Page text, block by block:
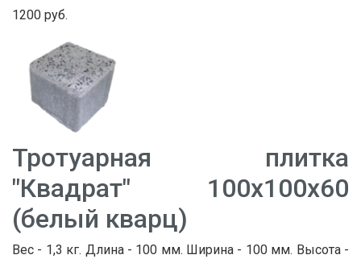
1200 руб.
Тротуарная плитка
"Квадрат" 100х100х60
(белый кварц)
Вес - 1,3 кг. Длина - 100 мм. Ширина - 100 мм. Высота -